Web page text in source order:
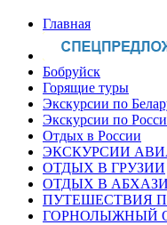
Главная
Бобруйск
Горящие туры
Экскурсии по
Экскурсии по
Отдых в России
ЭКСКУРСИИ
ОТДЫХ В ГРУЗИИ
ОТДЫХ В
ПУТЕШЕСТВИЯ
ГОРНОЛЫЖНЫЙ